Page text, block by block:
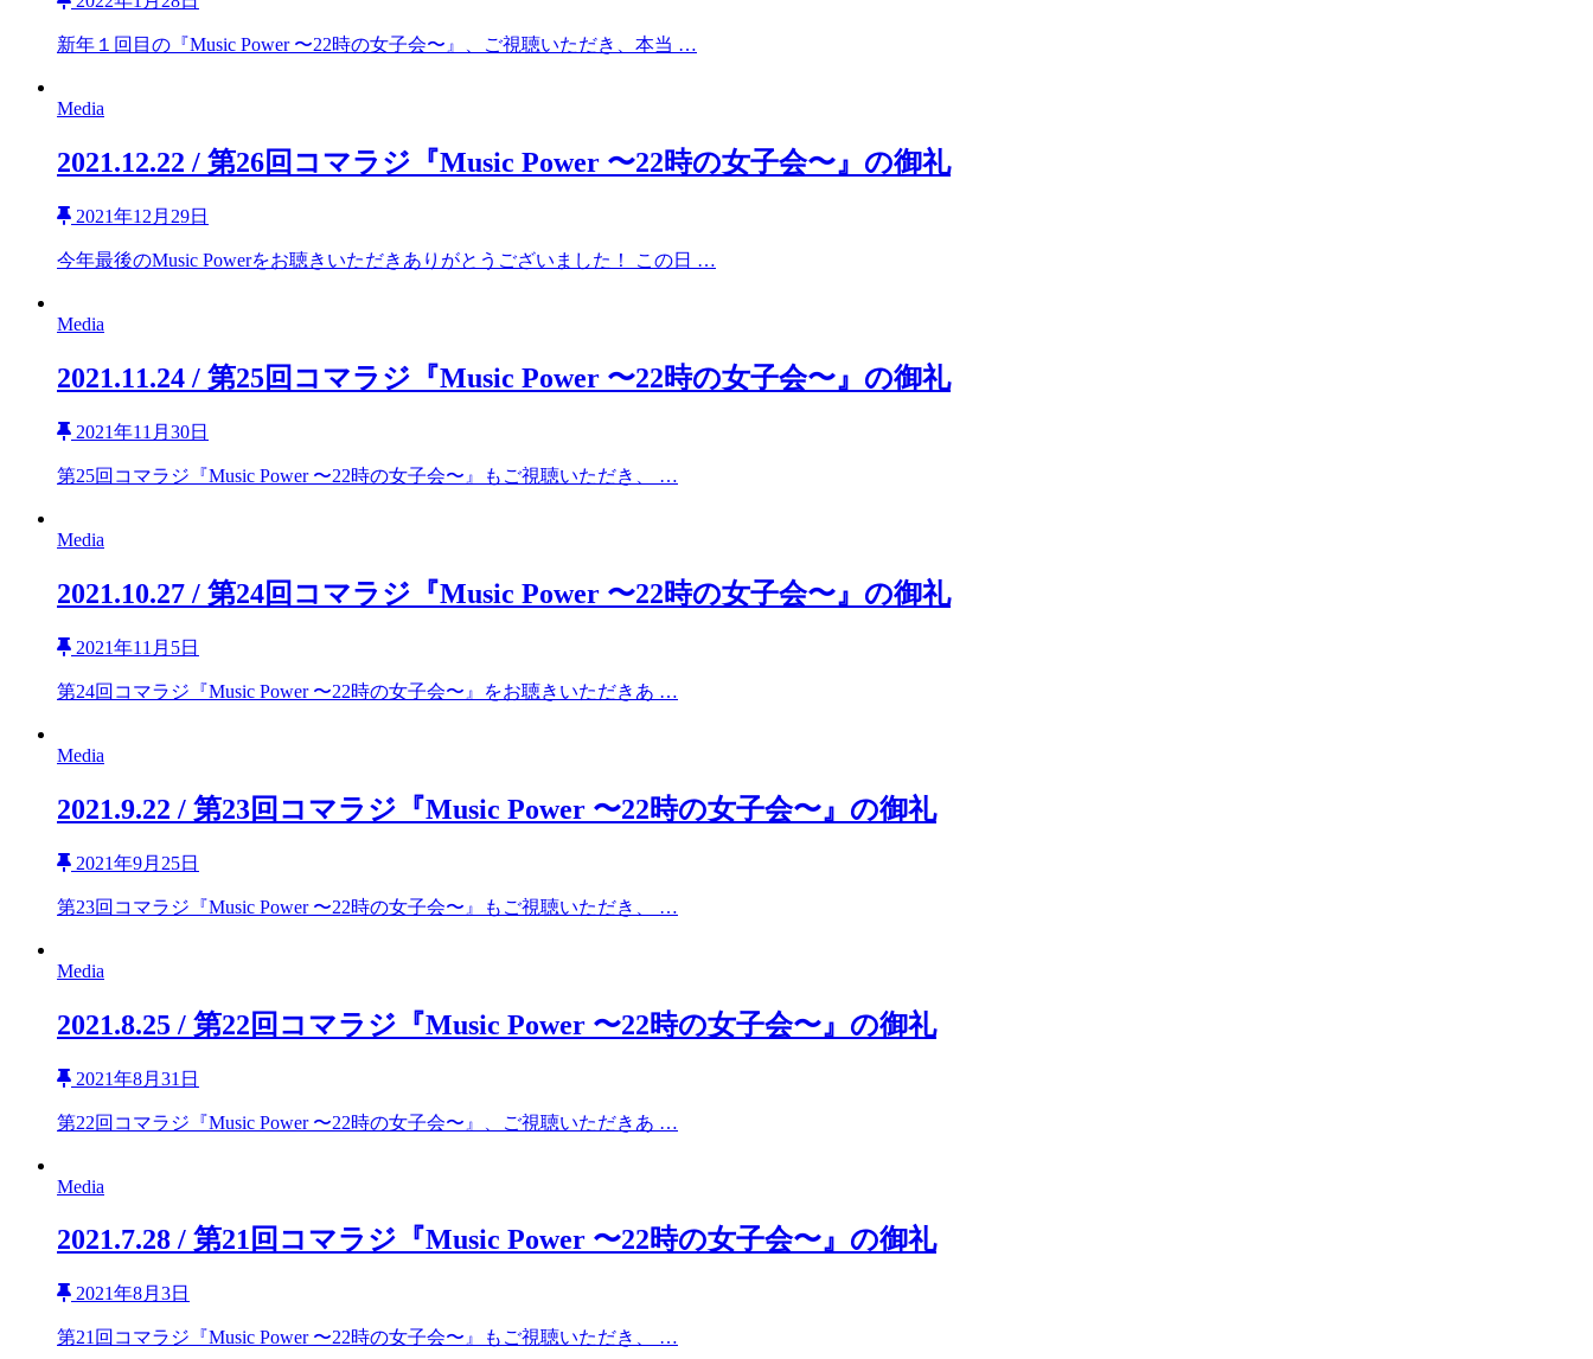
新年１回目の『Music Power 〜22時の女子会〜』、ご視聴いただき、本当 …
Media
2021.12.22 / 第26回コマラジ『Music Power 〜22時の女子会〜』の御礼
2021年12月29日
今年最後のMusic Powerをお聴きいただきありがとうございました！ この日 …
Media
2021.11.24 / 第25回コマラジ『Music Power 〜22時の女子会〜』の御礼
2021年11月30日
第25回コマラジ『Music Power 〜22時の女子会〜』もご視聴いただき、 …
Media
2021.10.27 / 第24回コマラジ『Music Power 〜22時の女子会〜』の御礼
2021年11月5日
第24回コマラジ『Music Power 〜22時の女子会〜』をお聴きいただきあ …
Media
2021.9.22 / 第23回コマラジ『Music Power 〜22時の女子会〜』の御礼
2021年9月25日
第23回コマラジ『Music Power 〜22時の女子会〜』もご視聴いただき、 …
Media
2021.8.25 / 第22回コマラジ『Music Power 〜22時の女子会〜』の御礼
2021年8月31日
第22回コマラジ『Music Power 〜22時の女子会〜』、ご視聴いただきあ …
Media
2021.7.28 / 第21回コマラジ『Music Power 〜22時の女子会〜』の御礼
2021年8月3日
第21回コマラジ『Music Power 〜22時の女子会〜』もご視聴いただき、 …